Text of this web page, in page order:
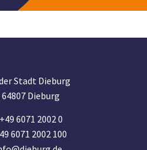
Stadt Dieburg
Dieburg
6071 2002 0
6071 2002 100